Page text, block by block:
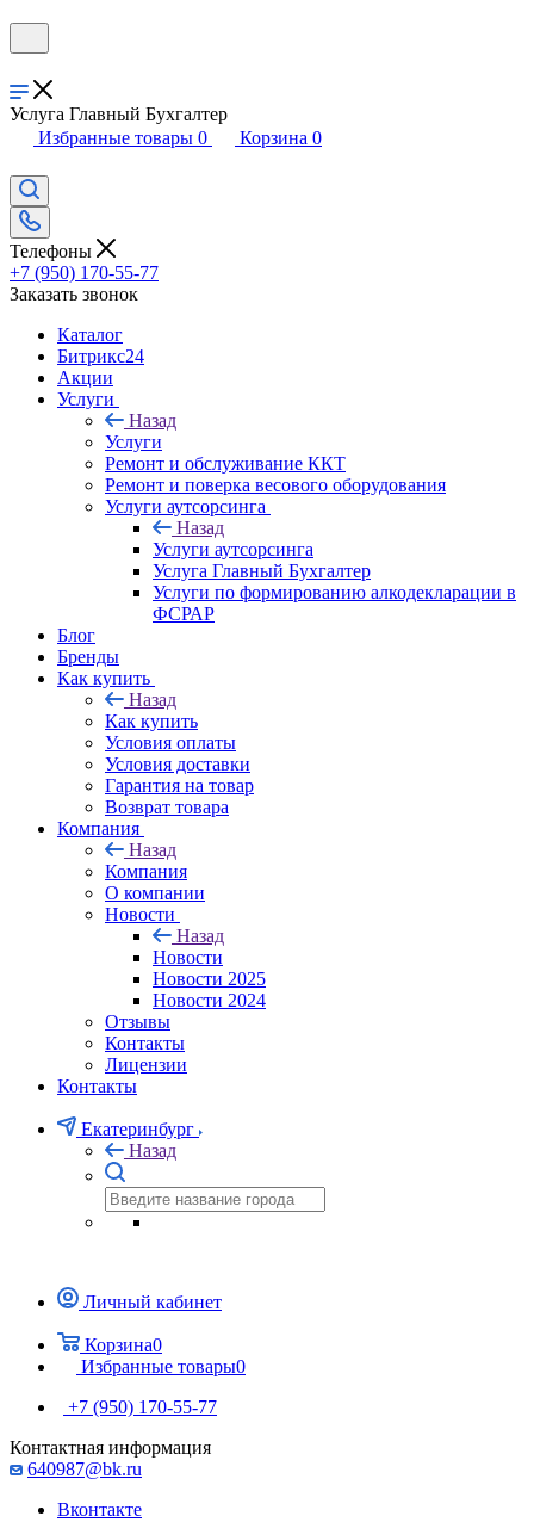
Услуга Главный Бухгалтер
Избранные товары 0 Корзина 0
Телефоны
+7 (950) 170-55-77
Заказать звонок
Каталог
Битрикс24
Акции
Услуги
Назад
Услуги
Ремонт и обслуживание ККТ
Ремонт и поверка весового оборудования
Услуги аутсорсинга
Назад
Услуги аутсорсинга
Услуга Главный Бухгалтер
Услуги по формированию алкодекларации в
ФСРАР
Блог
Бренды
Как купить
Назад
Как купить
Условия оплаты
Условия доставки
Гарантия на товар
Возврат товара
Компания
Назад
Компания
О компании
Новости
Назад
Новости
Новости 2025
Новости 2024
Отзывы
Контакты
Лицензии
Контакты
Екатеринбург
Назад
Личный кабинет
Корзина0
Избранные товары0
+7 (950) 170-55-77
Контактная информация
640987@bk.ru
Вконтакте